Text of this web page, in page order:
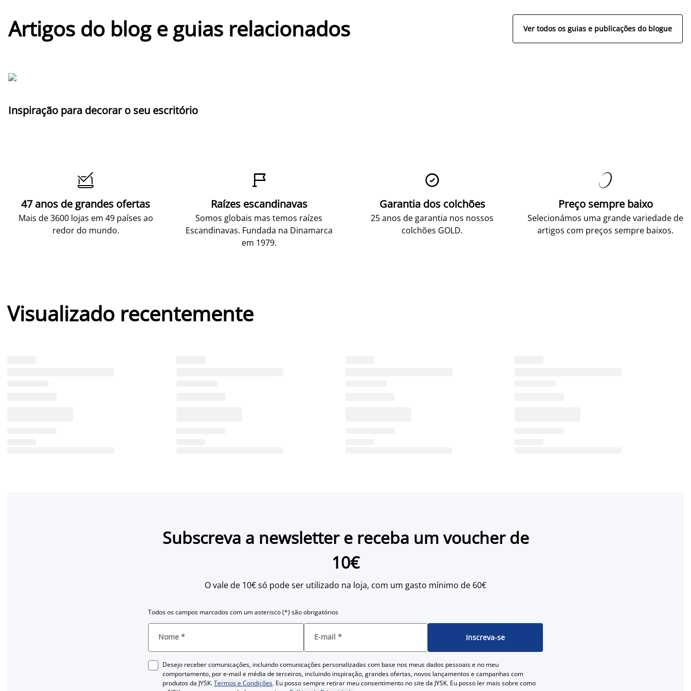
Artigos do blog e guias relacionados Ver todos os guias e publicações do blogue
Inspiração para decorar o seu escritório

47 anos de grandes ofertas
Mais de 3600 lojas em 49 países ao
redor do mundo.

Raízes escandinavas
Somos globais mas temos raízes
Escandinavas. Fundada na Dinamarca
em 1979.

Garantia dos colchões
25 anos de garantia nos nossos
colchões GOLD.

Preço sempre baixo
Selecionámos uma grande variedade de
artigos com preços sempre baixos.
Visualizado recentemente
Subscreva a newsletter e receba um voucher de
10€
O vale de 10€ só pode ser utilizado na loja, com um gasto mínimo de 60€
Todos os campos marcados com um asterisco (*) são obrigatórios
Nome * E-mail * Inscreva-se
Desejo receber comunicações, incluindo comunicações personalizadas com base nos meus dados pessoais e no meu
comportamento, por e-mail e média de terceiros, incluindo inspiração, grandes ofertas, novos lançamentos e campanhas com
produtos da JYSK.Termos e Condições. Eu posso sempre retirar meu consentimento no site da JYSK. Eu posso ler mais sobre como